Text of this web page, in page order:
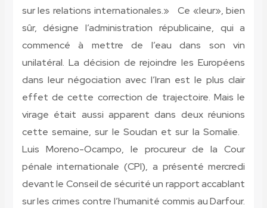
sur les relations internationales.» Ce «leur», bien
sûr, désigne l’administration républicaine, qui a
commencé à mettre de l’eau dans son vin
unilatéral. La décision de rejoindre les Européens
dans leur négociation avec l’Iran est le plus clair
effet de cette correction de trajectoire. Mais le
virage était aussi apparent dans deux réunions
cette semaine, sur le Soudan et sur la Somalie.
Luis Moreno-Ocampo, le procureur de la Cour
pénale internationale (CPI), a présenté mercredi
devant le Conseil de sécurité un rapport accablant
sur les crimes contre l’humanité commis au Darfour.